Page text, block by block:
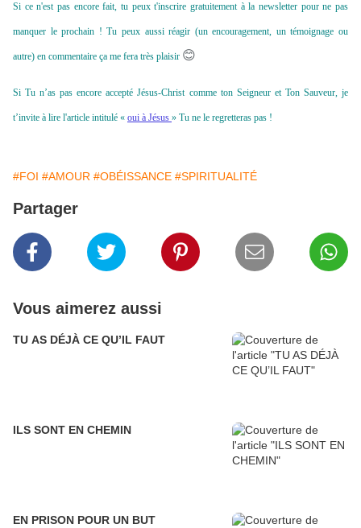
Si ce n'est pas encore fait, tu peux t'inscrire gratuitement à la newsletter pour ne pas
manquer le prochain ! Tu peux aussi réagir (un encouragement, un témoignage ou
autre) en commentaire ça me fera très plaisir 😊
Si Tu n’as pas encore accepté Jésus-Christ comme ton Seigneur et Ton Sauveur, je
t’invite à lire l'article intitulé « oui à Jésus » Tu ne le regretteras pas !
#FOI #AMOUR #OBÉISSANCE #SPIRITUALITÉ
Partager
Vous aimerez aussi
TU AS DÉJÀ CE QU’IL FAUT
ILS SONT EN CHEMIN
EN PRISON POUR UN BUT